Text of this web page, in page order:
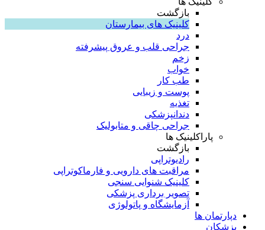
بازگشت
کلینیک های بیمارستان
درد
جراحی قلب و عروق پیشرفته
زخم
خواب
طب کار
پوست و زیبایی
تغذیه
دندانپزشکی
جراحی چاقی و متابولیک
پاراکلینیک ها
بازگشت
رادیوتراپی
مراقبت های دارویی و فارماکوتراپی
کلینیک شنوایی سنجی
تصویر برداری پزشکی
آزمایشگاه و پاتولوژی
دپارتمان ها
پزشکان